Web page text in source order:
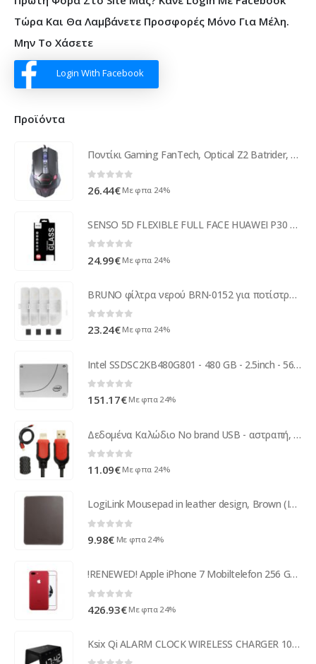
Τώρα Και Θα Λαμβάνετε Προσφορές Μόνο Για Μέλη.
Μην Το Χάσετε
Login With Facebook
Προϊόντα
Ποντίκι Gaming FanTech, Optical Z2 Batrider, Μαύρο - 946
26.44€ Με φπα 24%
SENSO 5D FLEXIBLE FULL FACE HUAWEI P30 black (WORKING FINGER SCANNER) tempered glass
24.99€ Με φπα 24%
BRUNO φίλτρα νερού BRN-0152 για ποτίστρα κατοικίδιων BRN-0149, 4τμχ
0 out of 5
23.24€ Με φπα 24%
Intel SSDSC2KB480G801 - 480 GB - 2.5inch - 560 MB/s - 6 Gbit/s SSDSC2KB480G801
0 out of 5
151.17€ Με φπα 24%
Δεδομένα Καλώδιο No brand USB - αστραπή, το iPhone 5 / 5S: 6,6S / 6plus, 6S Πλέον, με πλεγμένες, επίχρυσες υποδοχές - 14215
0 out of 5
11.09€ Με φπα 24%
LogiLink Mousepad in leather design, Brown (ID0151)
0 out of 5
9.98€ Με φπα 24%
!RENEWED! Apple iPhone 7 Mobiltelefon 256 GB Rot MPRM2
426.93€ Με φπα 24%
Ksix Qi ALARM CLOCK WIRELESS CHARGER 10W black